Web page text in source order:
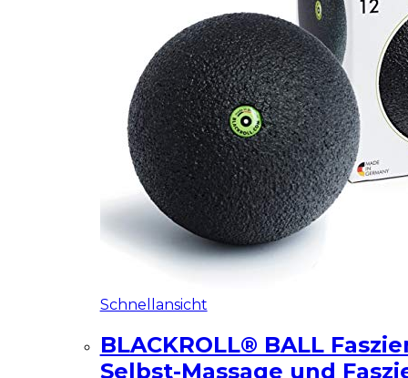
Schnellansicht
BLACKROLL® BALL
Selbst-Massage und